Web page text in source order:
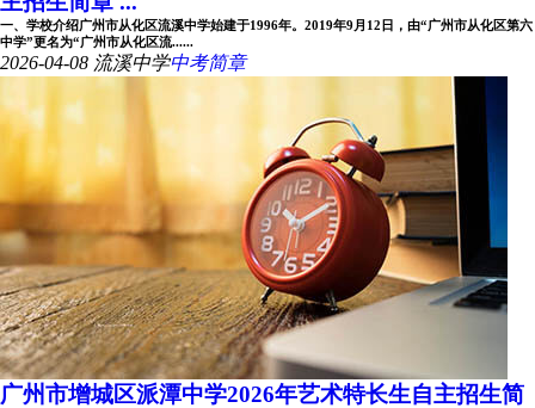
一、学校介绍广州市从化区流溪中学始建于1996年。2019年9月12日，由“广州市从化区第六
中学”更名为“广州市从化区流......
2026-04-08 流溪中学中考简章
广州市增城区派潭中学2026年艺术特长生自主招生简